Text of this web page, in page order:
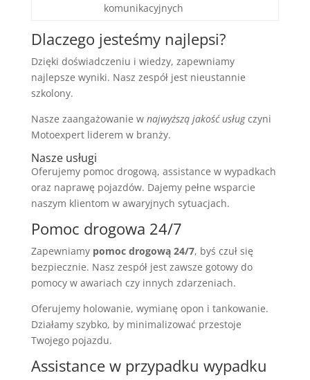
komunikacyjnych
Dlaczego jesteśmy najlepsi?
Dzięki doświadczeniu i wiedzy, zapewniamy
najlepsze wyniki. Nasz zespół jest nieustannie
szkolony.
Nasze zaangażowanie w najwyższą jakość usługczyni
Motoexpert liderem w branży.
Nasze usługi
Oferujemy pomoc drogową, assistance w wypadkach
oraz naprawę pojazdów. Dajemy pełne wsparcie
naszym klientom w awaryjnych sytuacjach.
Pomoc drogowa 24/7
Zapewniamy pomoc drogową 24/7, byś czuł się
bezpiecznie. Nasz zespół jest zawsze gotowy do
pomocy w awariach czy innych zdarzeniach.
Oferujemy holowanie, wymianę opon i tankowanie.
Działamy szybko, by minimalizować przestoje
Twojego pojazdu.
Assistance w przypadku wypadku